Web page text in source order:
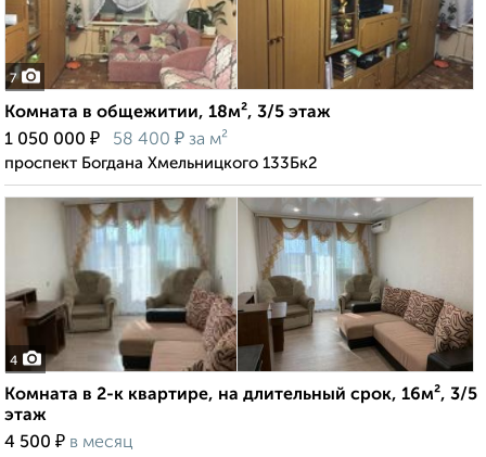
7
Комната в общежитии, 18м², 3/5 этаж
1 050 000 ₽ 58 400 ₽ за м²
проспект Богдана Хмельницкого 133Бк2
4
Комната в 2-к квартире, на длительный срок, 16м², 3/5
этаж
4 500 ₽ в месяц